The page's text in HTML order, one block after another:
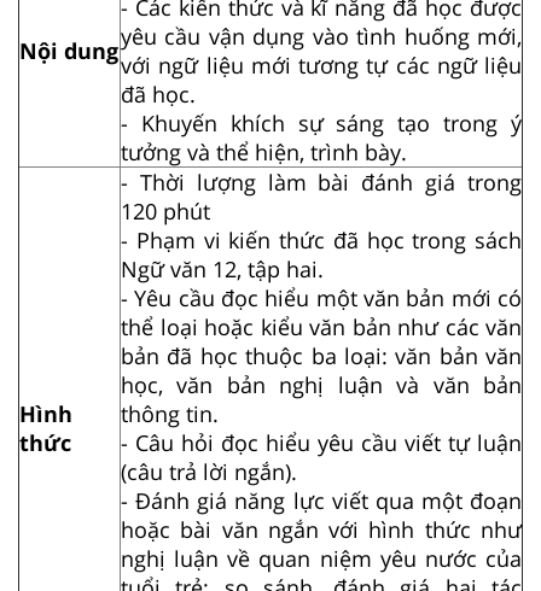
Nội dung
- Các kiến thức và kĩ năng đã học được
yêu cầu vận dụng vào tình huống mới,
với ngữ liệu mới tương tự các ngữ liệu
đã học.
- Khuyến khích sự sáng tạo trong ý
tưởng và thể hiện, trình bày.
Hình
thức
- Thời lượng làm bài đánh giá trong
120 phút
- Phạm vi kiến thức đã học trong sách
Ngữ văn 12, tập hai.
- Yêu cầu đọc hiểu một văn bản mới có
thể loại hoặc kiểu văn bản như các văn
bản đã học thuộc ba loại: văn bản văn
học, văn bản nghị luận và văn bản
thông tin.
- Câu hỏi đọc hiểu yêu cầu viết tự luận
(câu trả lời ngắn).
- Đánh giá năng lực viết qua một đoạn
hoặc bài văn ngắn với hình thức như
nghị luận về quan niệm yêu nước của